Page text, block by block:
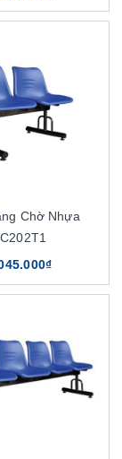
Chờ Nhựa